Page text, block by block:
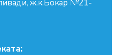
ж.к.Бокар №21-